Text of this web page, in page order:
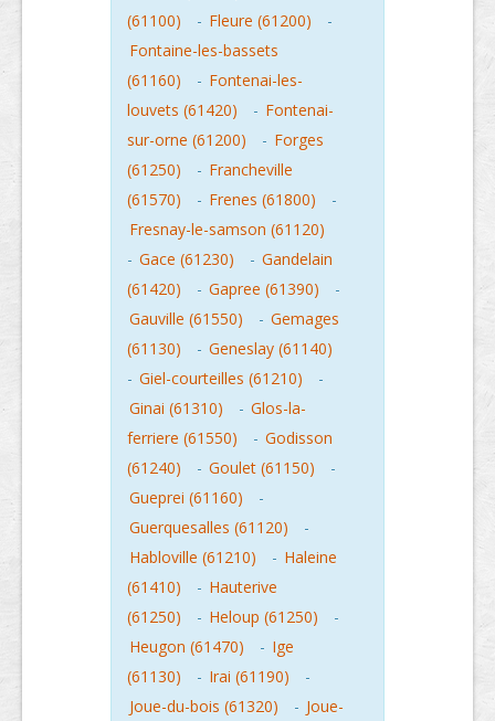
(61100)
- Fleure (61200)
-
Fontaine-les-bassets
(61160)
- Fontenai-les-
louvets (61420)
- Fontenai-
sur-orne (61200)
- Forges
(61250)
- Francheville
(61570)
- Frenes (61800)
-
Fresnay-le-samson (61120)
- Gace (61230) - Gandelain
(61420)
- Gapree (61390)
-
Gauville (61550)
- Gemages
(61130)
- Geneslay (61140)
- Giel-courteilles (61210)
-
Ginai (61310)
- Glos-la-
ferriere (61550)
- Godisson
(61240)
- Goulet (61150)
-
Gueprei (61160)
-
Guerquesalles (61120)
-
Habloville (61210)
- Haleine
(61410)
- Hauterive
(61250)
- Heloup (61250)
-
Heugon (61470)
- Ige
(61130)
- Irai (61190)
-
Joue-du-bois (61320)
- Joue-